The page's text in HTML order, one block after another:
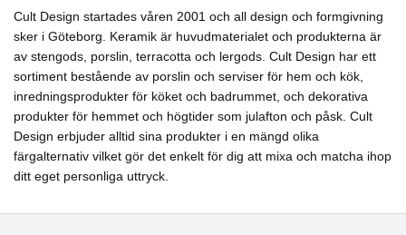
Cult Design startades våren 2001 och all design och formgivning
sker i Göteborg. Keramik är huvudmaterialet och produkterna är
av stengods, porslin, terracotta och lergods. Cult Design har ett
sortiment bestående av porslin och serviser för hem och kök,
inredningsprodukter för köket och badrummet, och dekorativa
produkter för hemmet och högtider som julafton och påsk. Cult
Design erbjuder alltid sina produkter i en mängd olika
färgalternativ vilket gör det enkelt för dig att mixa och matcha ihop
ditt eget personliga uttryck.